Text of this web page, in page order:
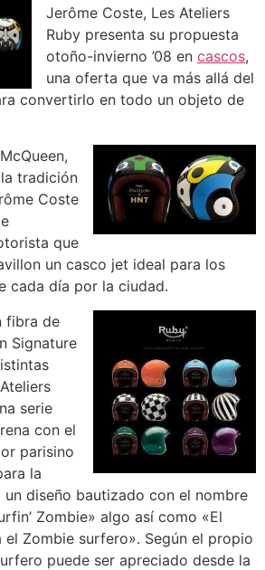
Jerôme Coste, Les Ateliers
Ruby presenta su propuesta
otoño-invierno ’08 en cascos,
una oferta que va más allá del
convertirlo en todo un objeto de
tradición
Coste
que
un casco jet ideal para los
cada día por la ciudad.
fibra de
Signature
serie
con el
parisino
la
diseño bautizado con el nombre
Zombie» algo así como «El
Zombie surfero». Según el propio
puede ser apreciado desde la